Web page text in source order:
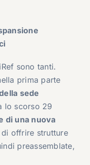
sono tanti.
prima parte
sede
lo scorso 29
di una nuova
offrire strutture
preassemblate,